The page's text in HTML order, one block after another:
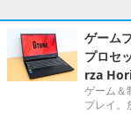
ゲーム
プロセ
rza
ゲーム＆
プレイ。